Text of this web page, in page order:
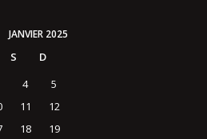
JANVIER 2025
S
D
4
5
11
12
18
19